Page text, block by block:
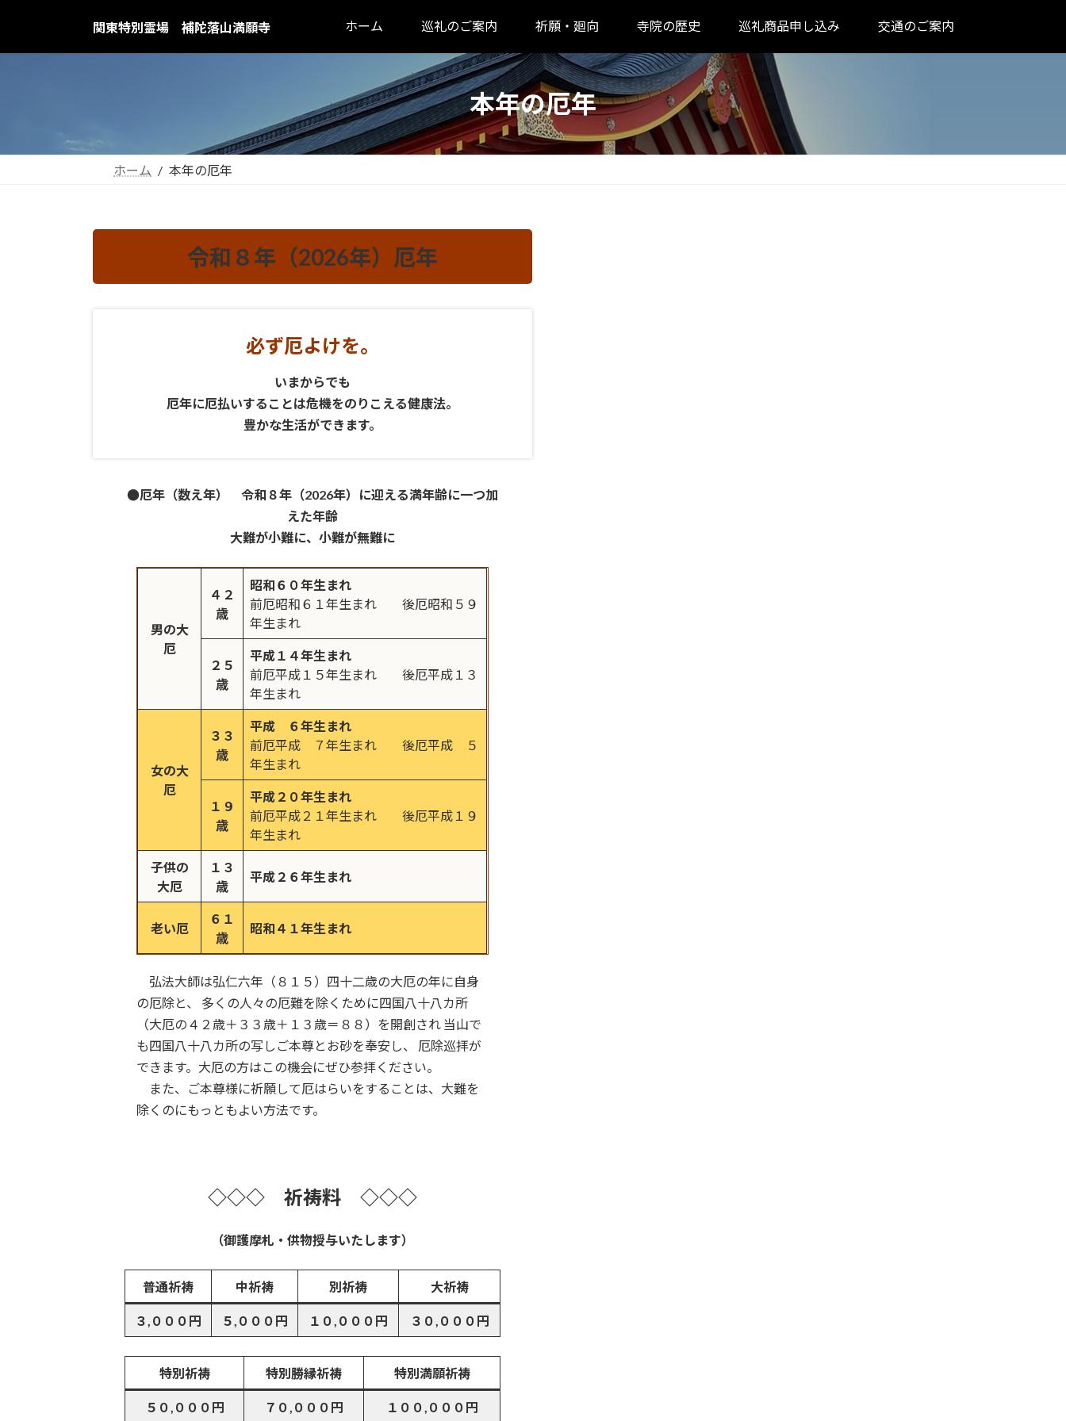
関東特別霊場 補陀落山満願寺 ホーム 巡礼のご案内 祈願・廻向 寺院の歴史 巡礼商品申し込み 交通のご案内
本年の厄年
ホーム 本年の厄年
令和８年（2026年）厄年
必ず厄よけを。
いまからでも
厄年に厄払いすることは危機をのりこえる健康法。
豊かな生活ができます。
●厄年（数え年） 令和８年（2026年）に迎える満年齢に一つ加
えた年齢
大難が小難に、小難が無難に
男の大
厄
４２
歳
昭和６０年生まれ
前厄昭和６１年生まれ 後厄昭和５９
年生まれ
２５
歳
平成１４年生まれ
前厄平成１５年生まれ 後厄平成１３
年生まれ
女の大
厄
３３
歳
平成 ６年生まれ
前厄平成 ７年生まれ 後厄平成 ５
年生まれ
１９
歳
平成２０年生まれ
前厄平成２１年生まれ 後厄平成１９
年生まれ
子供の
大厄
１３
歳
平成２６年生まれ
老い厄
６１
歳
昭和４１年生まれ
弘法大師は弘仁六年（８１５）四十二歳の大厄の年に自身
の厄除と、 多くの人々の厄難を除くために四国八十八カ所
（大厄の４２歳＋３３歳＋１３歳＝８８）を開創され 当山で
も四国八十八カ所の写しご本尊とお砂を奉安し、 厄除巡拝が
できます。大厄の方はこの機会にぜひ参拝ください。
また、ご本尊様に祈願して厄はらいをすることは、大難を
除くのにもっともよい方法です。
◇◇◇ 祈祷料 ◇◇◇
（御護摩札・供物授与いたします）
普通祈祷 中祈祷 別祈祷 大祈祷
３,０００円 ５,０００円 １０,０００円 ３０,０００円
特別祈祷 特別勝縁祈祷 特別満願祈祷
５０,０００円 ７０,０００円 １００,０００円